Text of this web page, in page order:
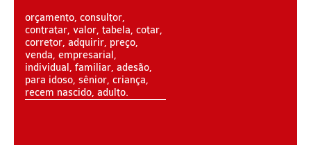
KIPP PLANO DE SAÚDE INFANTIL
MEDICAL HEALTH PLANO DE SAÚDE INFANTIL
MED TOUR PLANO DE SAÚDE INFANTIL
orçamento, consultor,
contratar, valor, tabela, cotar,
corretor, adquirir, preço,
venda, empresarial,
individual, familiar, adesão,
para idoso, sênior, criança,
recem nascido, adulto.